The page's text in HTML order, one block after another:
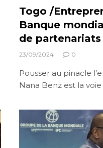
Togo /
Banque
de partenariats
23/09/2024 0
Pousser au pinacle
Nana Benz est la